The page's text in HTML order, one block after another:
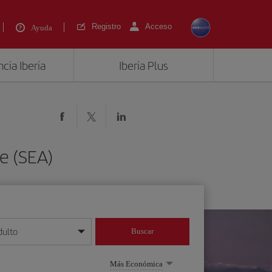
Ayuda Registro Acceso
Iberia Iberia Plus
(SEA)
mes/año
Buscar
Más Económica